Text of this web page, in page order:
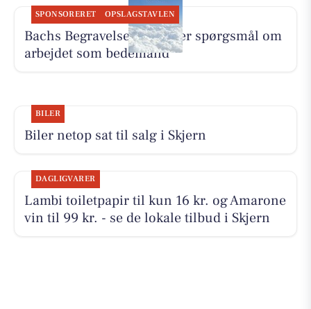
SPONSORERET OPSLAGSTAVLEN
Bachs Begravelser besvarer spørgsmål om
arbejdet som bedemand
BILER
Biler netop sat til salg i Skjern
DAGLIGVARER
Lambi toiletpapir til kun 16 kr. og Amarone
vin til 99 kr. - se de lokale tilbud i Skjern